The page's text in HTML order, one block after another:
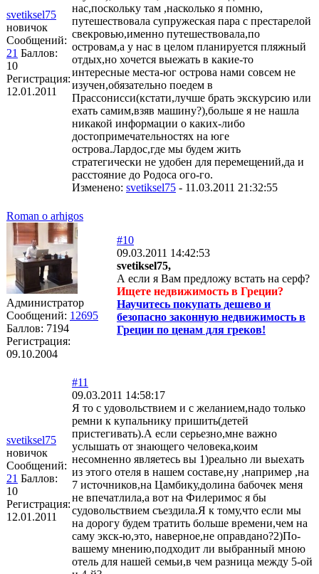
svetiksel75
новичок
Сообщений:
21 Баллов:
10
Регистрация:
12.01.2011
нас,поскольку там ,насколько я помню,
путешествовала супружеская пара с престарелой
свекровью,именно путешествовала,по
островам,а у нас в целом планируется пляжный
отдых,но хочется выежать в какие-то
интересные места-юг острова нами совсем не
изучен,обязательно поедем в
Прассонисси(кстати,лучше брать экскурсию или
ехать самим,взяв машину?),больше я не нашла
никакой информации о каких-либо
достопримечательностях на юге
острова.Лардос,где мы будем жить
стратегически не удобен для перемещений,да и
расстояние до Родоса ого-го.
Изменено: svetiksel75 - 11.03.2011 21:32:55
Roman o arhigos
Администратор
Сообщений: 12695
Баллов: 7194
Регистрация:
09.10.2004
#10
09.03.2011 14:42:53
svetiksel75,
А если я Вам предложу встать на серф?
Ищете недвижимость в Греции?
Научитесь покупать дешево и
безопасно законную недвижимость в
Греции по ценам для греков!
svetiksel75
новичок
Сообщений:
21 Баллов:
10
Регистрация:
12.01.2011
#11
09.03.2011 14:58:17
Я то с удовольствием и с желанием,надо только
ремни к купальнику пришить(детей
пристегивать).А если серьезно,мне важно
услышать от знающего человека,коим
несомненно являетесь вы 1)реально ли выехать
из этого отеля в нашем составе,ну ,например ,на
7 источников,на Цамбику,долина бабочек меня
не впечатлила,а вот на Филеримос я бы
судовольствием съездила.Я к тому,что если мы
на дорогу будем тратить больше времени,чем на
саму экск-ю,это, наверное,не оправдано?2)По-
вашему мнению,подходит ли выбранный мною
отель для нашей семьи,в чем разница между 5-ой